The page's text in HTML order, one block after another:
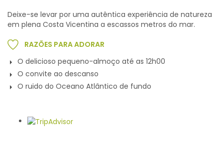
Deixe-se levar por uma autêntica experiência de natureza
em plena Costa Vicentina a escassos metros do mar.
RAZÕES PARA ADORAR
O delicioso pequeno-almoço até as 12h00
O convite ao descanso
O ruido do Oceano Atlântico de fundo